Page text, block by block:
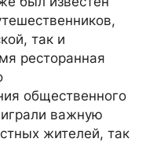
так и
ресторанная
общественного
играли важную
жителей, так